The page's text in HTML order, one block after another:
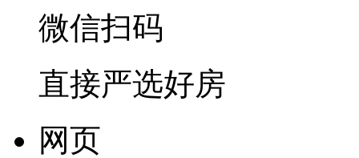
微信扫码
直接严选好房
网页